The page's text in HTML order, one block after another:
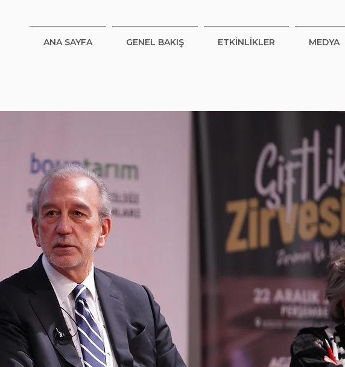
ANA SAYFA GENEL BAKIŞ ETKİNLİKLER MEDYA